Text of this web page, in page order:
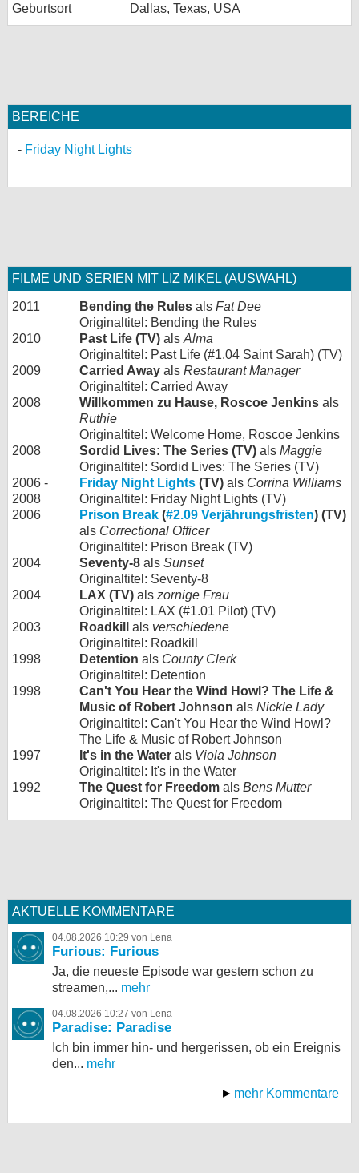
Geburtsort
Dallas, Texas, USA
BEREICHE
Friday Night Lights
FILME UND SERIEN MIT LIZ MIKEL (AUSWAHL)
2011 Bending the Rules als Fat Dee
Originaltitel: Bending the Rules
2010
Past Life (TV) als Alma
Originaltitel: Past Life (#1.04 Saint Sarah) (TV)
2009
Carried Away als Restaurant Manager
Originaltitel: Carried Away
2008
Willkommen zu Hause, Roscoe Jenkins als
Ruthie
Originaltitel: Welcome Home, Roscoe Jenkins
2008
Sordid Lives: The Series (TV) als Maggie
Originaltitel: Sordid Lives: The Series (TV)
2006 -
2008
Friday Night Lights (TV) als Corrina Williams
Originaltitel: Friday Night Lights (TV)
2006
Prison Break (#2.09 Verjährungsfristen) (TV)
als Correctional Officer
Originaltitel: Prison Break (TV)
2004
Seventy-8 als Sunset
Originaltitel: Seventy-8
2004
LAX (TV) als zornige Frau
Originaltitel: LAX (#1.01 Pilot) (TV)
2003
Roadkill als verschiedene
Originaltitel: Roadkill
1998
Detention als County Clerk
Originaltitel: Detention
1998
Can't You Hear the Wind Howl? The Life &
Music of Robert Johnson als Nickle Lady
Originaltitel: Can't You Hear the Wind Howl?
The Life & Music of Robert Johnson
1997
It's in the Water als Viola Johnson
Originaltitel: It's in the Water
1992
The Quest for Freedom als Bens Mutter
Originaltitel: The Quest for Freedom
AKTUELLE KOMMENTARE
04.08.2026 10:29 von Lena
Furious: Furious
Ja, die neueste Episode war gestern schon zu
streamen,... mehr
04.08.2026 10:27 von Lena
Paradise: Paradise
Ich bin immer hin- und hergerissen, ob ein Ereignis
den... mehr
mehr Kommentare